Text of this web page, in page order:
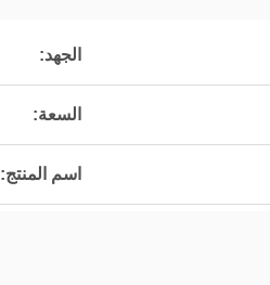
الجهد:
السعة:
اسم المنتج: